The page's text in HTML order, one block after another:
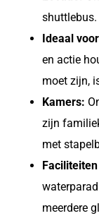
shuttlebus.
Ideaal
en actie
moet zijn,
Kamers:
zijn
met
meerdere